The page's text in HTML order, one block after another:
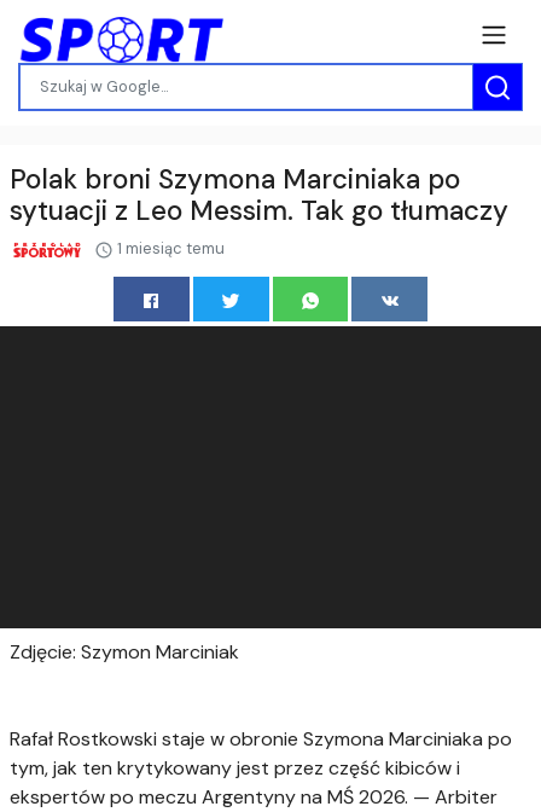
Polak broni Szymona Marciniaka po
sytuacji z Leo Messim. Tak go tłumaczy
1 miesiąc temu
Zdjęcie: Szymon Marciniak
Rafał Rostkowski staje w obronie Szymona Marciniaka po
tym, jak ten krytykowany jest przez część kibiców i
ekspertów po meczu Argentyny na MŚ 2026. — Arbiter